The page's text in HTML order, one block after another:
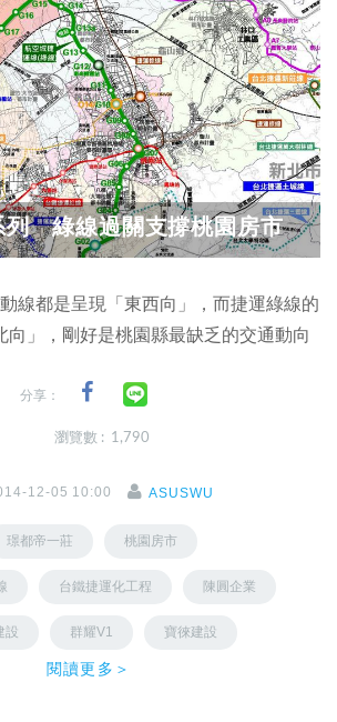
列 綠線過關支撐桃園房市
線都是呈現「東西向」，而捷運綠線的
向」，剛好是桃園縣最缺乏的交通動向
分享：
瀏覽數 : 1,790
12-05 10:00 ASUSWU
璟都帝一莊 桃園房市
台鐵捷運化工程 陳圓企業
設 群耀V1 寶徠建設
閱讀更多＞